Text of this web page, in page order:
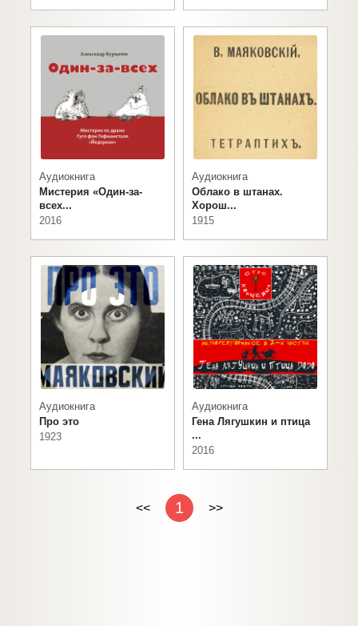
Аудиокнига
Мистерия «Один-за-
всех...
2016
Аудиокнига
Облако в штанах.
Хорош...
1915
Аудиокнига
Про это
1923
Аудиокнига
Гена Лягушкин и птица
...
2016
<< 1 >>